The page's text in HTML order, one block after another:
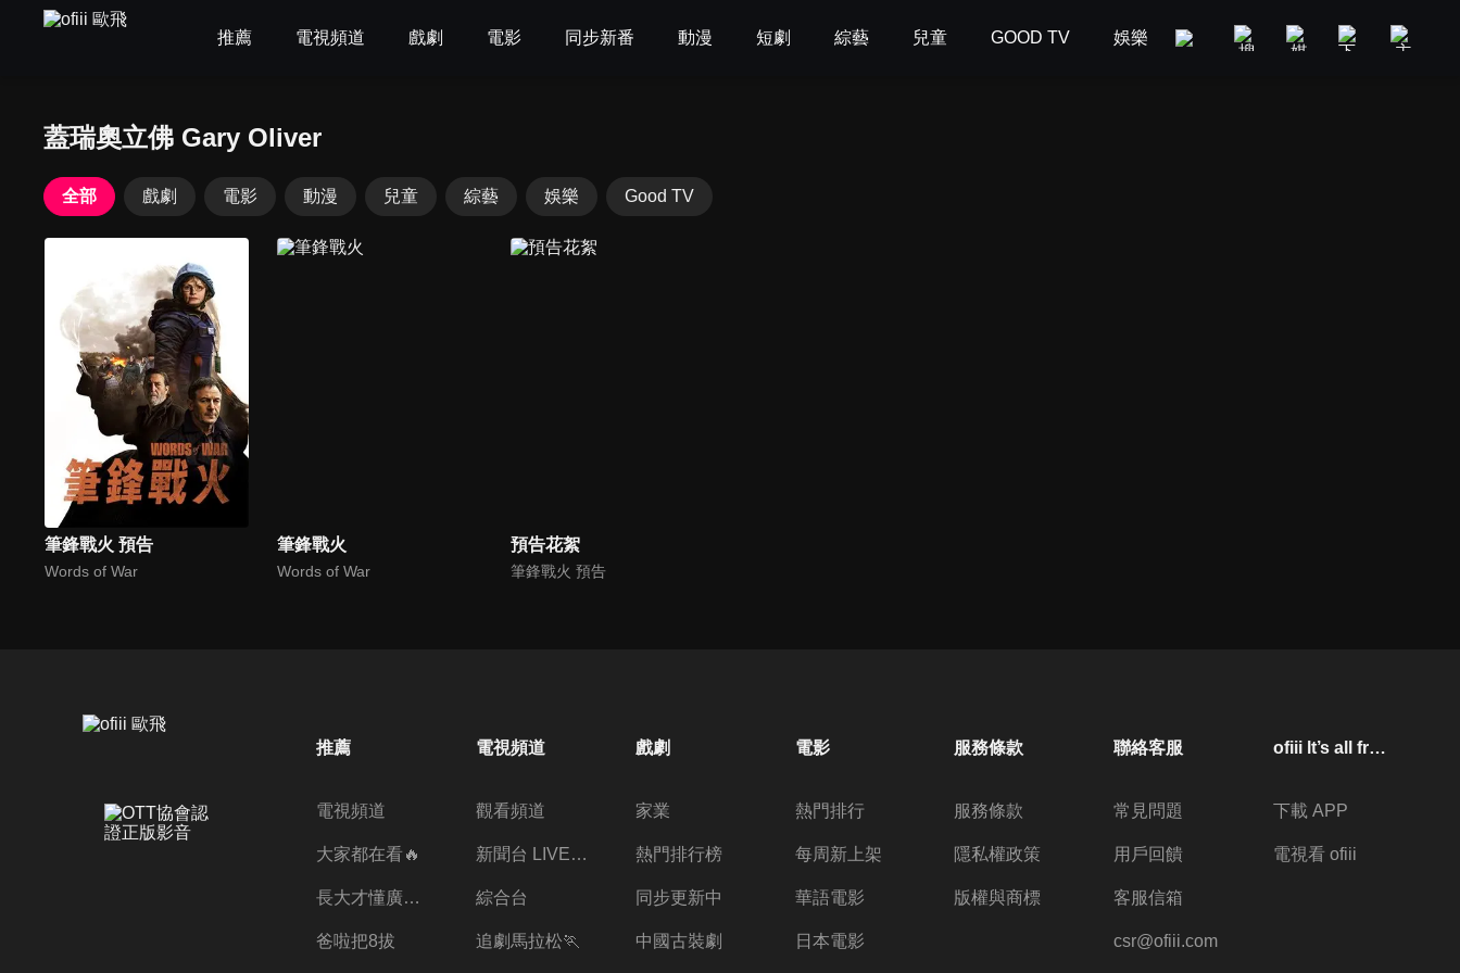
推薦 電視頻道 戲劇 電影 同步新番 動漫 短劇 綜藝 兒童 GOOD TV 娛樂 美食旅遊 新聞政論
蓋瑞奧立佛 Gary Oliver
全部 戲劇 電影 動漫 兒童 綜藝 娛樂 Good TV
筆鋒戰火 預告
Words of War
筆鋒戰火
Words of War
預告花絮
筆鋒戰火 預告
推薦
電視頻道
大家都在看🔥
長大才懂廣志的偉大
爸啦把8拔
電視頻道
觀看頻道
新聞台 LIVE 直播
綜合台
追劇馬拉松🏃
戲劇
家業
熱門排行榜
同步更新中
中國古裝劇
電影
熱門排行
每周新上架
華語電影
日本電影
服務條款
服務條款
隱私權政策
版權與商標
聯絡客服
常見問題
用戶回饋
客服信箱
csr@ofiii.com
ofiii lt’s all free
下載 APP
電視看 ofiii